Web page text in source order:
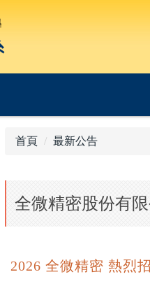
首頁 最新公告
全微精密股份有
2026 全微精密 熱烈